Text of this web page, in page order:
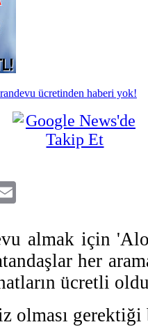
randevu ücretinden haberi yok!
almak için
her
ücretli
olması